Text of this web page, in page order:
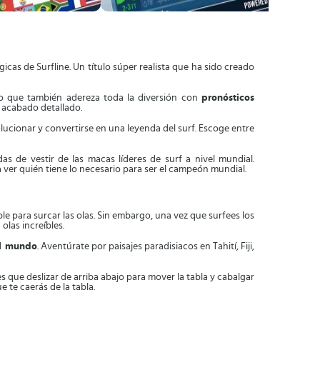
de Surfline. Un título súper realista que ha sido creado
que también adereza toda la diversión conpronósticos
detallado.
y convertirse en una leyenda del surf. Escoge entre
de vestir de las macas líderes de surf a nivel mundial.
quién tiene lo necesario para ser el campeón mundial.
para surcar las olas. Sin embargo, una vez que surfees los
increíbles.
mundo. Aventúrate por paisajes paradisiacos en Tahití, Fiji,
que deslizar de arriba abajo para mover la tabla y cabalgar
te caerás de la tabla.